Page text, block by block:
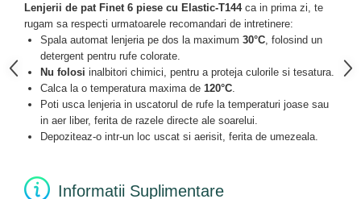
Lenjerii de pat Finet 6 piese cu Elastic-T144ca in prima zi, te
rugam sa respecti urmatoarele recomandari de intretinere:
Spala automat lenjeria pe dos la maximum 30°C , folosind un
detergent pentru rufe colorate.
Nu folosi inalbitori chimici, pentru a proteja culorile si tesatura.
Calca la o temperatura maxima de 120°C
Poti usca lenjeria in uscatorul de rufe la temperaturi joase sau
in aer liber, ferita de razele directe ale soarelui.
Depoziteaz-o intr-un loc uscat si aerisit, ferita de umezeala.
Informatii Suplimentare